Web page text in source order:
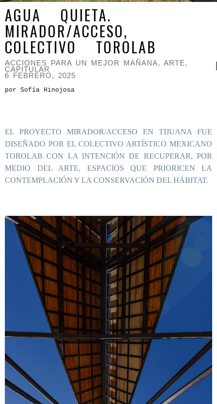
AGUA QUIETA.
MIRADOR/ACCESO,
COLECTIVO TOROLAB
ACCIONES PARA UN MEJOR MAÑANA, ARTE,
CAPITULAR
6 FEBRERO, 2025
por Sofía Hinojosa
EL PROYECTO MIRADOR/ACCESO EN TIJUANA FUE
DISEÑADO POR EL COLECTIVO ARTÍSTICO MEXICANO
TOROLAB CON LA INTENCIÓN DE RECUPERAR, POR
MEDIO DEL ARTE, ESPACIOS QUE PRIORICEN LA
CONTEMPLACIÓN Y LA CONSERVACIÓN DEL HÁBITAT.